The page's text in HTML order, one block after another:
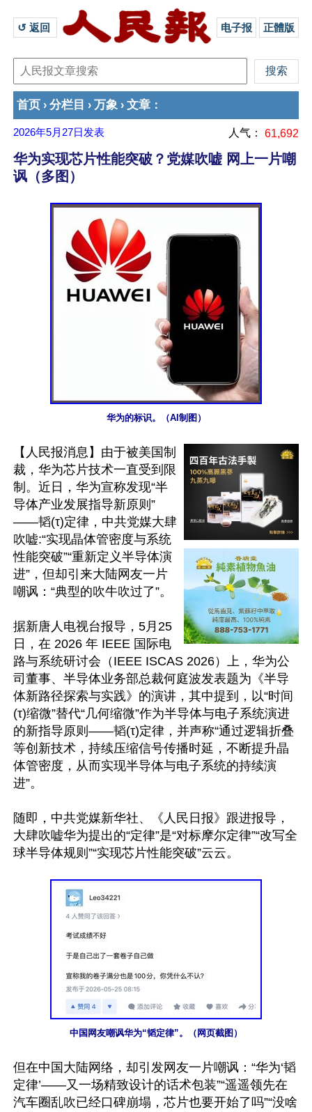
↺ 返回 电子报 正體版
首页 › 分栏目 › 万象 › 文章 ：
2026年5月27日 发表 人气： 61,692
华为实现芯片性能突破？党媒吹嘘 网上一片嘲
讽（多图）
华为的标识。（AI制图）
【人民报消息】由于被美国制
裁，华为芯片技术一直受到限
制。近日，华为宣称发现“半
导体产业发展指导新原则”
——韬(τ)定律，中共党媒大肆
吹嘘:“实现晶体管密度与系统
性能突破”“重新定义半导体演
进”，但却引来大陆网友一片
嘲讽：“典型的吹牛吹过了”。
据新唐人电视台报导，5月25
日，在 2026 年 IEEE 国际电
路与系统研讨会（IEEE ISCAS 2026）上，华为公
司董事、半导体业务部总裁何庭波发表题为《半导
体新路径探索与实践》的演讲，其中提到，以“时间
(τ)缩微”替代“几何缩微”作为半导体与电子系统演进
的新指导原则——韬(τ)定律，并声称“通过逻辑折叠
等创新技术，持续压缩信号传播时延，不断提升晶
体管密度，从而实现半导体与电子系统的持续演
进”。
随即，中共党媒新华社、《人民日报》跟进报导，
大肆吹嘘华为提出的“定律”是“对标摩尔定律”“改写全
球半导体规则”“实现芯片性能突破”云云。
中国网友嘲讽华为“韬定律”。（网页截图）
但在中国大陆网络，却引发网友一片嘲讽：“华为‘韬
定律’——又一场精致设计的话术包装”“遥遥领先在
汽车圈乱吹已经口碑崩塌，芯片也要开始了吗”“没啥